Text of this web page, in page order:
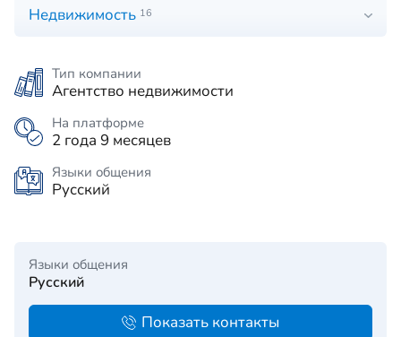
Недвижимость 16
Тип компании
Агентство недвижимости
На платформе
2 года 9 месяцев
Языки общения
Русский
Языки общения
Русский
Показать контакты